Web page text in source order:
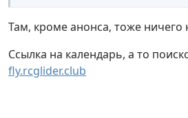
Там, кроме анонса, тоже ничего
Ссылка на календарь, а то
fly.rcglider.club